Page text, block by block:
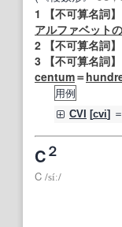
1
【不可算名詞】
アルファベットの
2 【不可算名詞】
3 【不可算名詞】
centum＝
用例
CVI [cvi]
C２
C /síː/